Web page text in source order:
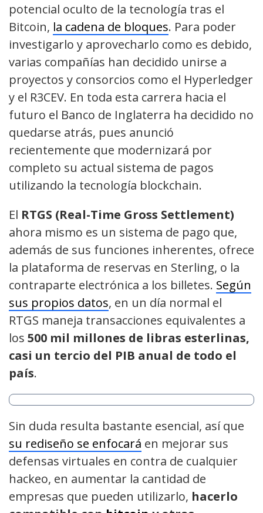
potencial oculto de la tecnología tras el
Bitcoin, la cadena de bloques. Para poder
investigarlo y aprovecharlo como es debido,
varias compañías han decidido unirse a
proyectos y consorcios como el Hyperledger
y el R3CEV. En toda esta carrera hacia el
futuro el Banco de Inglaterra ha decidido no
quedarse atrás, pues anunció
recientemente que modernizará por
completo su actual sistema de pagos
utilizando la tecnología blockchain.
El RTGS (Real-Time Gross Settlement)
ahora mismo es un sistema de pago que,
además de sus funciones inherentes, ofrece
la plataforma de reservas en Sterling, o la
contraparte electrónica a los billetes. Según
sus propios datos, en un día normal el
RTGS maneja transacciones equivalentes a
los 500 mil millones de libras esterlinas,
casi un tercio del PIB anual de todo el
país.
Sin duda resulta bastante esencial, así que
su rediseño se enfocará en mejorar sus
defensas virtuales en contra de cualquier
hackeo, en aumentar la cantidad de
empresas que pueden utilizarlo, hacerlo